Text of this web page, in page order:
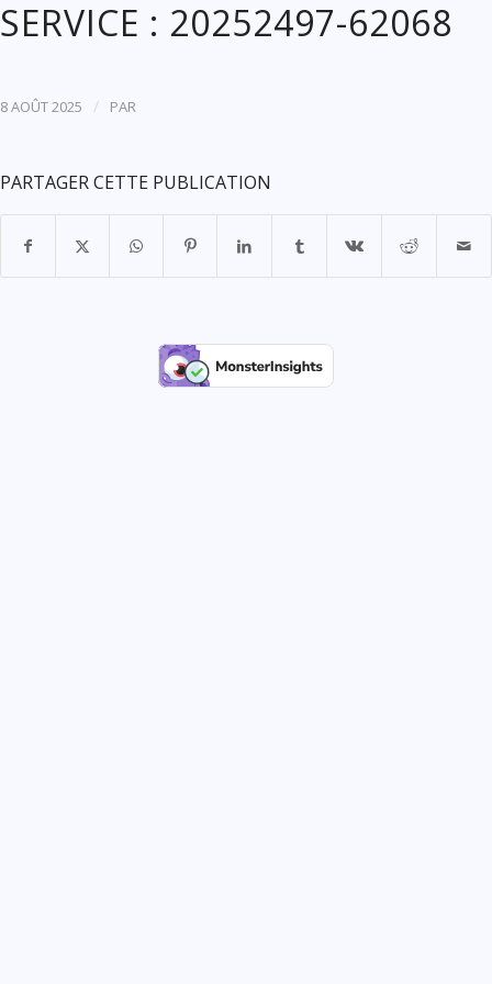
SERVICE : 20252497-62068
8 AOÛT 2025 / PAR
PARTAGER CETTE PUBLICATION